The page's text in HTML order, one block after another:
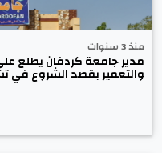
منذ 3 سنوات
مدير جامعة كردفان يطلع
والتعمير بقصد الشروع في